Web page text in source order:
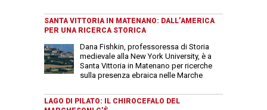
SANTA VITTORIA IN MATENANO: DALL’AMERICA
PER UNA RICERCA STORICA
Dana Fishkin, professoressa di Storia
medievale alla New York University, è a
Santa Vittoria in Matenano per ricerche
sulla presenza ebraica nelle Marche
LAGO DI PILATO: IL CHIROCEFALO DEL